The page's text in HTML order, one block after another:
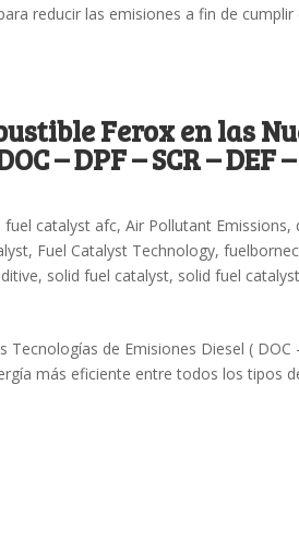
reducir las emisiones a fin de cumplir
Ferox en las
– DPF – SCR – DEF –
fuel catalyst afc,Air Pollutant Emissions,
, Fuel Catalyst Technology,
, solid fuel catalyst, solid fuel
de Emisiones Diesel ( DOC
más eficiente entre todos los tipos